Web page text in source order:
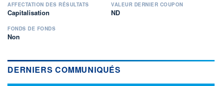
AFFECTATION DES RÉSULTATS
Capitalisation
VALEUR DERNIER COUPON
ND
FONDS DE FONDS
Non
DERNIERS COMMUNIQUÉS